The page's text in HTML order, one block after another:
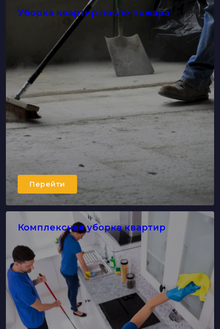
Уборка квартир после пожара
Перейти
Комплексная уборка квартир